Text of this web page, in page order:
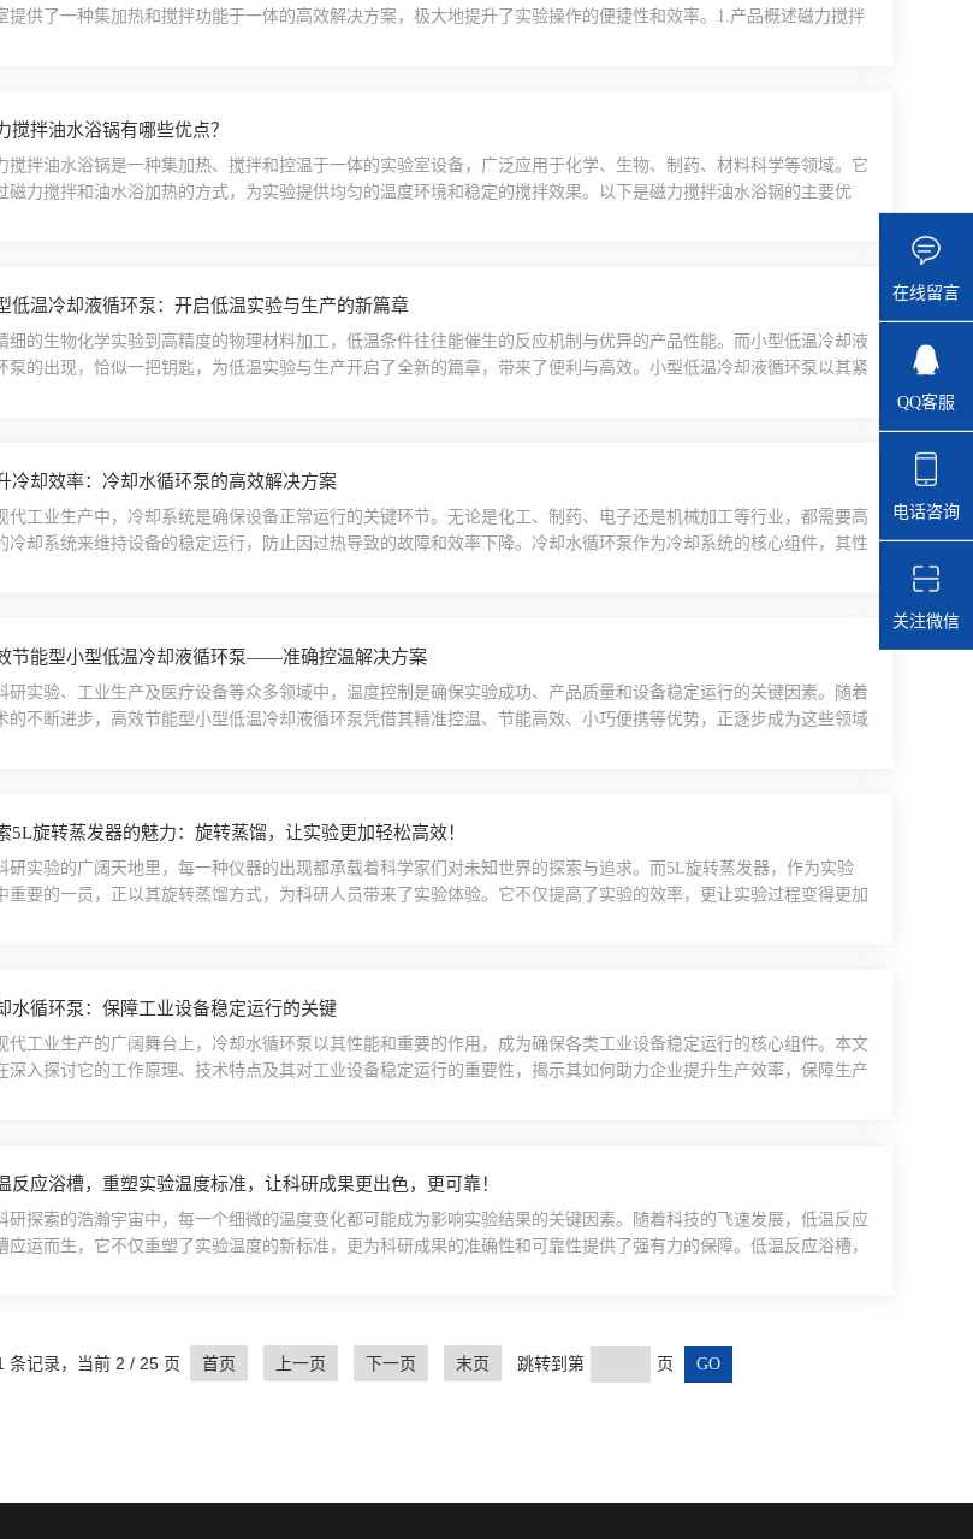
提供了一种集加热和搅拌功能于一体的高效解决方案，极大地提升了实验操作的便捷性和效率。1.产品概述磁力搅拌
搅拌油水浴锅有哪些优点？
搅拌油水浴锅是一种集加热、搅拌和控温于一体的实验室设备，广泛应用于化学、生物、制药、材料科学等领域。它
磁力搅拌和油水浴加热的方式，为实验提供均匀的温度环境和稳定的搅拌效果。以下是磁力搅拌油水浴锅的主要优
低温冷却液循环泵：开启低温实验与生产的新篇章
细的生物化学实验到高精度的物理材料加工，低温条件往往能催生的反应机制与优异的产品性能。而小型低温冷却液
泵的出现，恰似一把钥匙，为低温实验与生产开启了全新的篇章，带来了便利与高效。小型低温冷却液循环泵以其紧
冷却效率：冷却水循环泵的高效解决方案
代工业生产中，冷却系统是确保设备正常运行的关键环节。无论是化工、制药、电子还是机械加工等行业，都需要高
冷却系统来维持设备的稳定运行，防止因过热导致的故障和效率下降。冷却水循环泵作为冷却系统的核心组件，其性
节能型小型低温冷却液循环泵——准确控温解决方案
研实验、工业生产及医疗设备等众多领域中，温度控制是确保实验成功、产品质量和设备稳定运行的关键因素。随着
的不断进步，高效节能型小型低温冷却液循环泵凭借其精准控温、节能高效、小巧便携等优势，正逐步成为这些领域
5L旋转蒸发器的魅力：旋转蒸馏，让实验更加轻松高效！
研实验的广阔天地里，每一种仪器的出现都承载着科学家们对未知世界的探索与追求。而5L旋转蒸发器，作为实验
重要的一员，正以其旋转蒸馏方式，为科研人员带来了实验体验。它不仅提高了实验的效率，更让实验过程变得更加
水循环泵：保障工业设备稳定运行的关键
代工业生产的广阔舞台上，冷却水循环泵以其性能和重要的作用，成为确保各类工业设备稳定运行的核心组件。本文
深入探讨它的工作原理、技术特点及其对工业设备稳定运行的重要性，揭示其如何助力企业提升生产效率，保障生产
反应浴槽，重塑实验温度标准，让科研成果更出色，更可靠！
研探索的浩瀚宇宙中，每一个细微的温度变化都可能成为影响实验结果的关键因素。随着科技的飞速发展，低温反应
应运而生，它不仅重塑了实验温度的新标准，更为科研成果的准确性和可靠性提供了强有力的保障。低温反应浴槽，
条记录，当前 2 / 25 页 首页 上一页 下一页 末页 跳转到第 页
在线留言
QQ客服
电话咨询
关注微信